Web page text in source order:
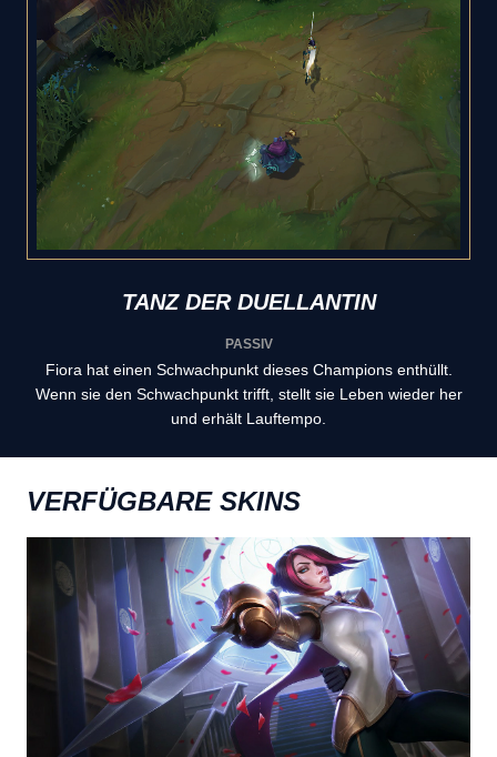
TANZ DER DUELLANTIN
PASSIV
Fiora hat einen Schwachpunkt dieses Champions enthüllt.
Wenn sie den Schwachpunkt trifft, stellt sie Leben wieder her
und erhält Lauftempo.
VERFÜGBARE SKINS